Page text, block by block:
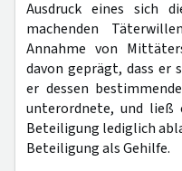
Ausdruck eines sich
machenden
Annahme von
davon geprägt, dass er
er dessen
unterordnete, und ließ
Beteiligung lediglich
Beteiligung als Gehilfe.